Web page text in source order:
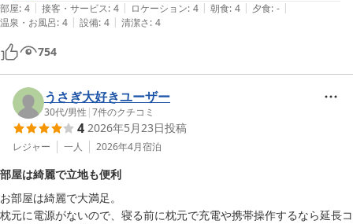
マッサージ機、最新ではないですが、嬉しかったです。旅の疲れをほぐ
してもらいました。
ちょっとびっくりしたのが、2階のレディースフロアに泊まったのです
が、何度か男性とバッテングしました。
また、泊まろうと思いました。
その時は、よろしくお願いします。
部屋: 4 | 接客・サービス: 4 | ロケーション: 4 | 朝食: 4 | 夕食: - |
温泉・お風呂: 4 | 設備: 4 | 清潔さ: 4
754
うさぎ大好きユーザー
30代/男性 |7件のクチコミ
4 2026年5月23日投稿
レジャー 一人 2026年4月宿泊
部屋は綺麗で立地も便利
お部屋は綺麗で大満足。
枕元に電源がないので、寝る前に枕元で充電や携帯操作するなら延長コ